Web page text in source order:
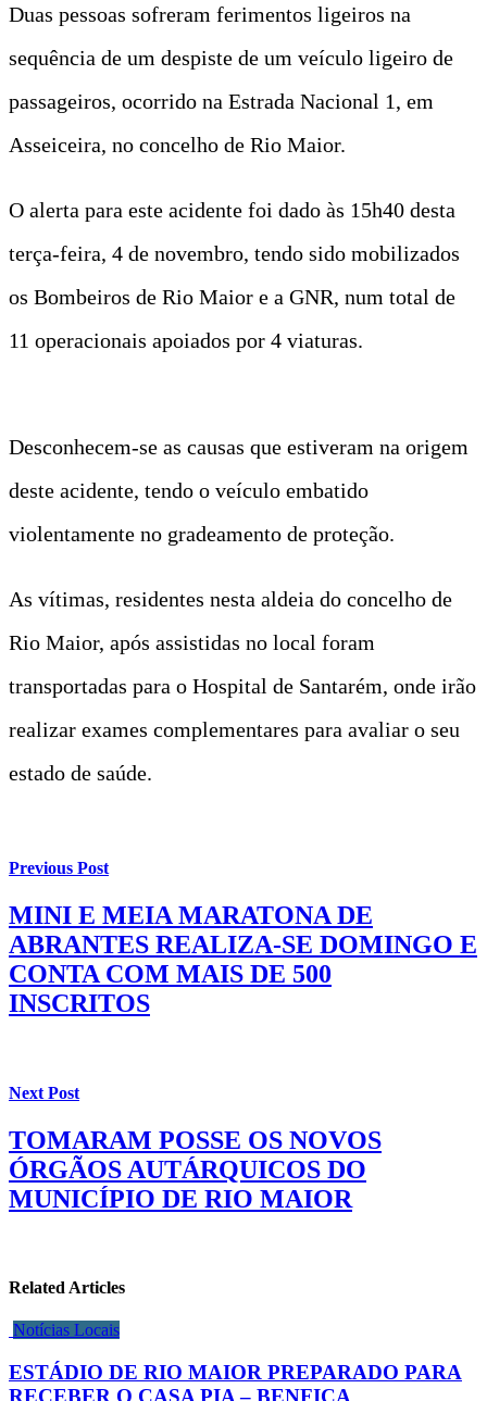
Duas pessoas sofreram ferimentos ligeiros na
sequência de um despiste de um veículo ligeiro de
passageiros, ocorrido na Estrada Nacional 1, em
Asseiceira, no concelho de Rio Maior.
O alerta para este acidente foi dado às 15h40 desta
terça-feira, 4 de novembro, tendo sido mobilizados
os Bombeiros de Rio Maior e a GNR, num total de
11 operacionais apoiados por 4 viaturas.
Desconhecem-se as causas que estiveram na origem
deste acidente, tendo o veículo embatido
violentamente no gradeamento de proteção.
As vítimas, residentes nesta aldeia do concelho de
Rio Maior, após assistidas no local foram
transportadas para o Hospital de Santarém, onde irão
realizar exames complementares para avaliar o seu
estado de saúde.
Previous Post
MINI E MEIA MARATONA DE
ABRANTES REALIZA-SE DOMINGO E
CONTA COM MAIS DE 500
INSCRITOS
Next Post
TOMARAM POSSE OS NOVOS
ÓRGÃOS AUTÁRQUICOS DO
MUNICÍPIO DE RIO MAIOR
Related Articles
Notícias Locais
ESTÁDIO DE RIO MAIOR PREPARADO PARA
RECEBER O CASA PIA – BENFICA